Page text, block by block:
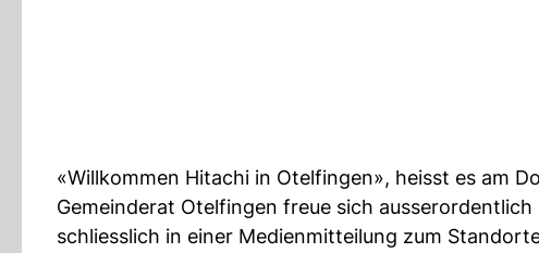
«Willkommen Hitachi in Otelfingen», heisst es am
Gemeinderat Otelfingen freue sich
schliesslich in einer Medienmitteilung zum